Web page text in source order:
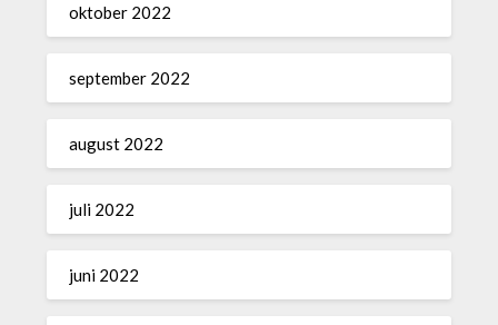
oktober 2022
september 2022
august 2022
juli 2022
juni 2022